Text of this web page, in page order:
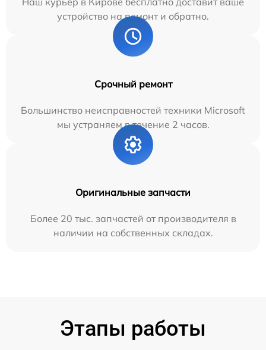
устройство на ремонт и обратно.
Срочный ремонт
Большинство неисправностей техники Microsoft
мы устраняем в течение 2 часов.
Оригинальные запчасти
Более 20 тыс. запчастей от производителя в
наличии на собственных складах.
Этапы работы